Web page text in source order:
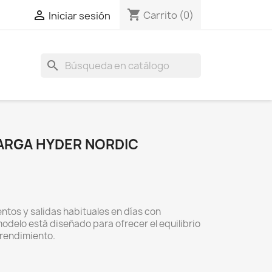
 Iniciar sesión shopping_cart Carrito (0)
search
HYDER NORDIC
y salidas habituales en días con
está diseñado para ofrecer el equilibrio